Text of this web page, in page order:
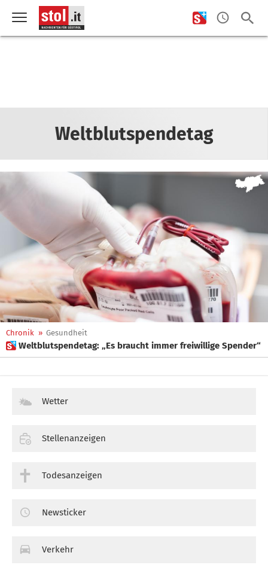
Weltblutspendetag
Chronik » Gesundheit
 Weltblutspendetag: „Es braucht immer freiwillige Spender“
Wetter
Stellenanzeigen
Todesanzeigen
Newsticker
Verkehr